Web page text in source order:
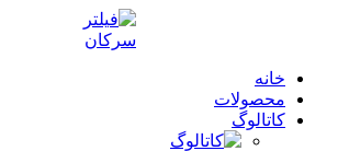
خانه
محصولات
کاتالوگ